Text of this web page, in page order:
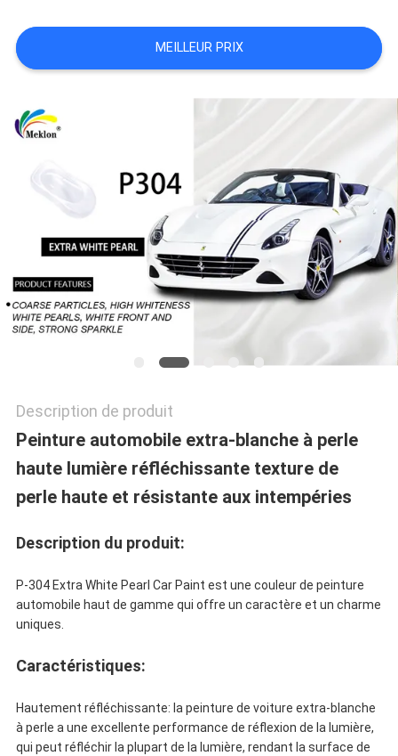
SITE
POLITIQUE
MEILLEUR PRIX
Description de produit
Peinture automobile extra-blanche à perle
haute lumière réfléchissante texture de
perle haute et résistante aux intempéries
Description du produit:
P-304 Extra White Pearl Car Paint est une couleur de peinture
automobile haut de gamme qui offre un caractère et un charme
uniques.
Caractéristiques:
Hautement réfléchissante: la peinture de voiture extra-blanche
à perle a une excellente performance de réflexion de la lumière,
qui peut réfléchir la plupart de la lumière, rendant la surface de